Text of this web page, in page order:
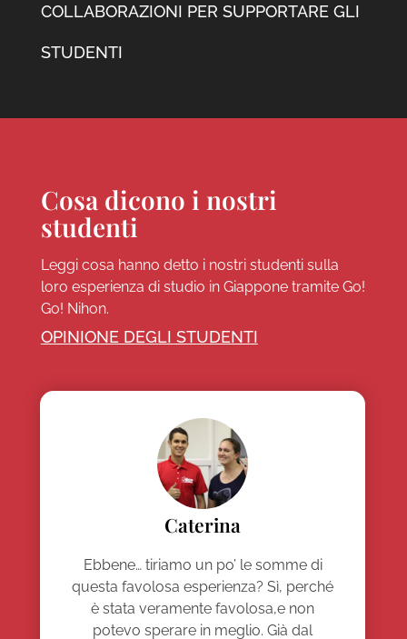
COLLABORAZIONI PER SUPPORTARE GLI
STUDENTI
Cosa dicono i nostri
studenti
Leggi cosa hanno detto i nostri studenti sulla
loro esperienza di studio in Giappone tramite Go!
Go! Nihon.
OPINIONE DEGLI STUDENTI
Caterina
Ebbene… tiriamo un po’ le somme di
questa favolosa esperienza? Sì, perché
è stata veramente favolosa,e non
potevo sperare in meglio. Già dal